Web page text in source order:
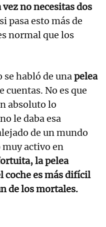
no necesitas dos
pasa esto más de
normal que los
habló de una pelea
cuentas. No es que
absoluto lo
le daba esa
de un mundo
activo en
la pelea
coche es más difícil
de los mortales.